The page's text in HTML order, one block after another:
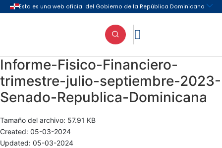

Informe-Fisico-Financiero-
trimestre-julio-septiembre-2023-
Senado-Republica-Dominicana
Tamaño del archivo: 57.91 KB
Created: 05-03-2024
Updated: 05-03-2024